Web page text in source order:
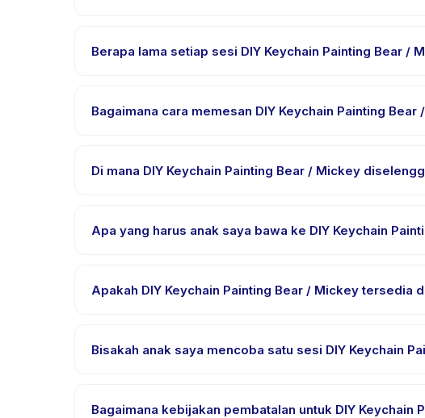
usia ini sehingga setiap anak mendapat tantangan yang sesuai.
Berapa lama setiap sesi DIY Keychain Painting Bear /
Bagaimana cara memesan DIY Keychain Painting Bear
konfirmasi segera setelah pembayaran berhasil.
Di mana DIY Keychain Painting Bear / Mickey
Apa yang harus anak saya bawa ke DIY Keychain
dalam email pemesanan.
Apakah DIY Keychain Painting Bear / Mickey tersedia
aktivitas untuk bahasa yang didukung.
Bisakah anak saya mencoba satu sesi DIY Keychain
aplikasi.
Bagaimana kebijakan pembatalan untuk DIY Keychain